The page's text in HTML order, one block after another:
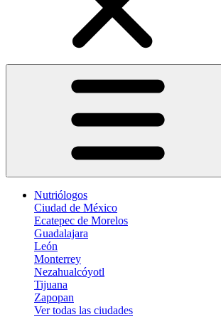
Nutriólogos
Ciudad de México
Ecatepec de Morelos
Guadalajara
León
Monterrey
Nezahualcóyotl
Tijuana
Zapopan
Ver todas las ciudades